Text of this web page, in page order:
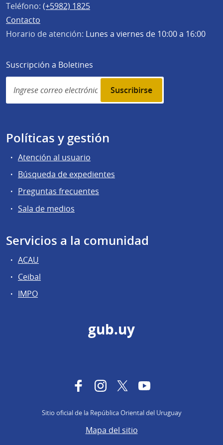
Teléfono: (+5982) 1825
Contacto
Horario de atención: Lunes a viernes de 10:00 a 16:00
Suscripción a Boletines
Simplenews
subscription
Políticas y gestión
Atención al usuario
Búsqueda de expedientes
Preguntas frecuentes
Sala de medios
Servicios a la comunidad
ACAU
Ceibal
IMPO
gub.uy
FacebookInstagram
TwitterYouTube
Sitio oficial de la República Oriental del Uruguay
Mapa del sitio